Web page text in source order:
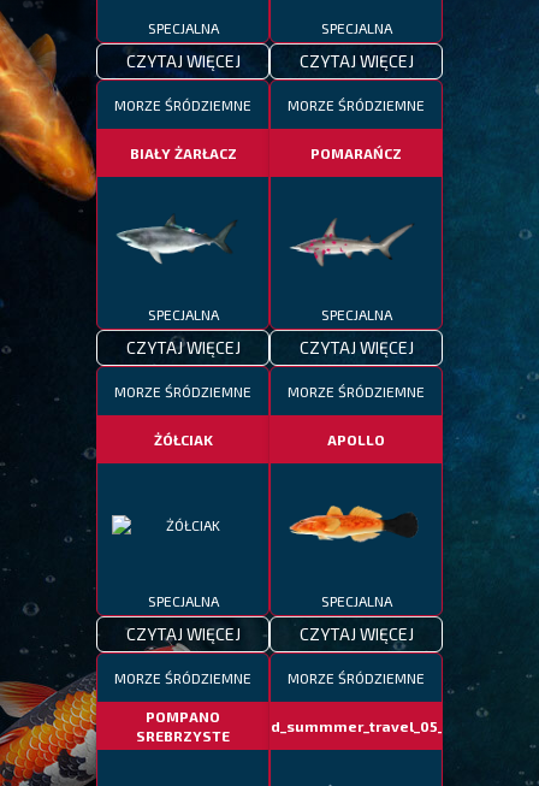
SPECJALNA
CZYTAJ WIĘCEJ
SPECJALNA
CZYTAJ WIĘCEJ
MORZE ŚRÓDZIEMNE
BIAŁY ŻARŁACZ
SPECJALNA
CZYTAJ WIĘCEJ
MORZE ŚRÓDZIEMNE
POMARAŃCZ
SPECJALNA
CZYTAJ WIĘCEJ
MORZE ŚRÓDZIEMNE
ŻÓŁCIAK
SPECJALNA
CZYTAJ WIĘCEJ
MORZE ŚRÓDZIEMNE
APOLLO
SPECJALNA
CZYTAJ WIĘCEJ
MORZE ŚRÓDZIEMNE
POMPANO
SREBRZYSTE
MORZE ŚRÓDZIEMNE
fotd_summmer_travel_05_06